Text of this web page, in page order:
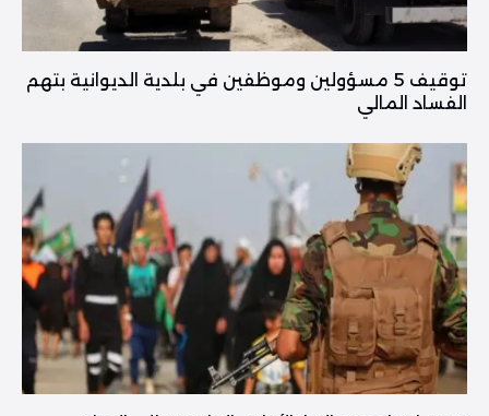
توقيف 5 مسؤولين وموظفين في بلدية الديوانية بتهم
الفساد المالي